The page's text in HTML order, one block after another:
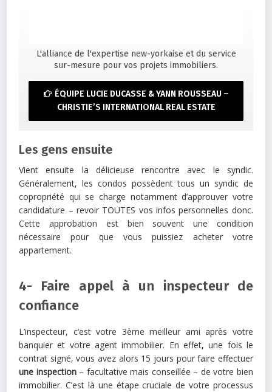
L'alliance de l'expertise new-yorkaise et du service
sur-mesure pour vos projets immobiliers.
ÉQUIPE LUCIE DUCASSE & YANN ROUSSEAU –
CHRISTIE’S INTERNATIONAL REAL ESTATE
Les gens ensuite
Vient ensuite la délicieuse rencontre avec le syndic.
Généralement, les condos possèdent tous un syndic de
copropriété qui se charge notamment d’approuver votre
candidature – revoir TOUTES vos infos personnelles donc.
Cette approbation est bien souvent une condition
nécessaire pour que vous puissiez acheter votre
appartement.
4- Faire appel à un inspecteur de
confiance
L’inspecteur, c’est votre 3ème meilleur ami après votre
banquier et votre agent immobilier. En effet, une fois le
contrat signé, vous avez alors 15 jours pour faire effectuer
une inspection– facultative mais conseillée – de votre bien
immobilier. C’est là une étape cruciale de votre processus